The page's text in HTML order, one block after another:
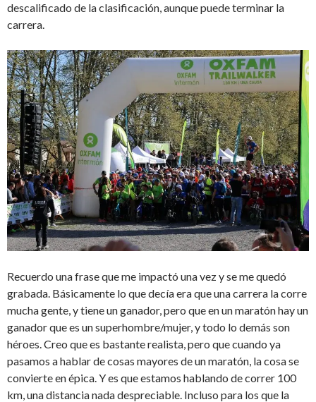
descalificado de la clasificación, aunque puede terminar la
carrera.
Recuerdo una frase que me impactó una vez y se me quedó
grabada. Básicamente lo que decía era que una carrera la corre
mucha gente, y tiene un ganador, pero que en un maratón hay un
ganador que es un superhombre/mujer, y todo lo demás son
héroes. Creo que es bastante realista, pero que cuando ya
pasamos a hablar de cosas mayores de un maratón, la cosa se
convierte en épica. Y es que estamos hablando de correr 100
km, una distancia nada despreciable. Incluso para los que la